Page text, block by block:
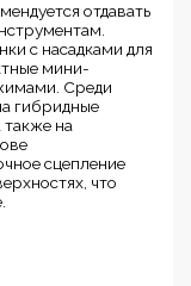
отдавать
с насадками для
мини-
Среди
гибридные
на
сцепление
что